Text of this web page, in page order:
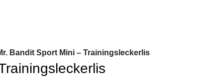
Bandit Sport Mini – Trainingsleckerlis